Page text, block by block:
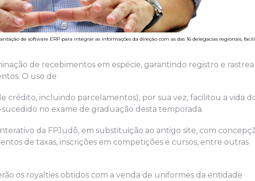
de software ERP para integrar as informações da direção com as das 16 delegacias regionais,
de recebimentos em espécie, garantindo registro e
O uso de
crédito, incluindo parcelamentos), por sua vez, facilitou a vida
no exame de graduação desta temporada.
da FPJudô, em substituição ao antigo site, com
de taxas, inscrições em competições e cursos, entre outras
os royalties obtidos com a venda de uniformes da entidade